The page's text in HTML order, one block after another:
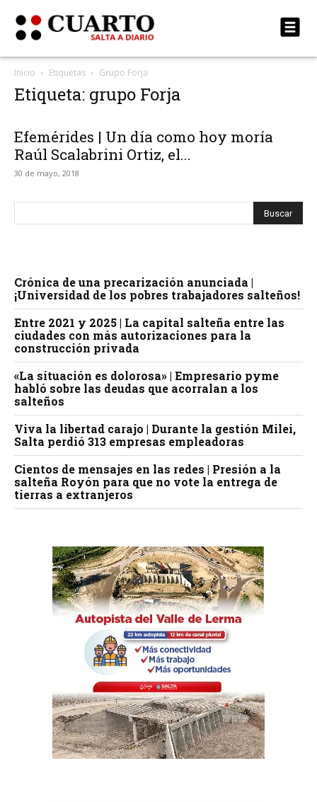
Inicio Etiquetas Grupo Forja
Etiqueta: grupo Forja
Efemérides | Un día como hoy moría
Raúl Scalabrini Ortiz, el...
30 de mayo, 2018
Crónica de una precarización anunciada |
¡Universidad de los pobres trabajadores salteños!
Entre 2021 y 2025 | La capital salteña entre las
ciudades con más autorizaciones para la
construcción privada
«La situación es dolorosa» | Empresario pyme
habló sobre las deudas que acorralan a los
salteños
Viva la libertad carajo | Durante la gestión Milei,
Salta perdió 313 empresas empleadoras
Cientos de mensajes en las redes | Presión a la
salteña Royón para que no vote la entrega de
tierras a extranjeros